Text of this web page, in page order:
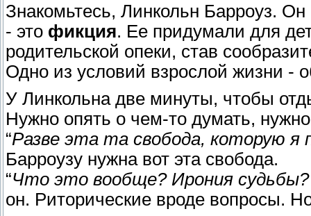
Знакомьтесь, Линкольн Барроуз.
- это фикция. Ее придумали для
родительской опеки, став
Одно из условий взрослой жизни -
У Линкольна две минуты, чтобы
Нужно опять о чем-то думать,
“Разве эта та свобода, которую
Барроузу нужна вот эта свобода.
“Что это вообще? Ирония
он. Риторические вроде вопросы.